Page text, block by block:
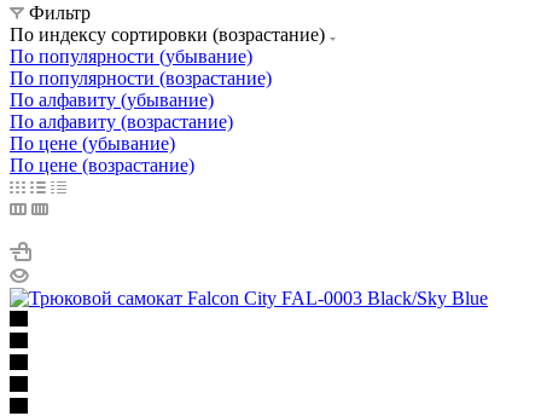
Фильтр
По индексу сортировки (возрастание)
По популярности (убывание)
По популярности (возрастание)
По алфавиту (убывание)
По алфавиту (возрастание)
По цене (убывание)
По цене (возрастание)